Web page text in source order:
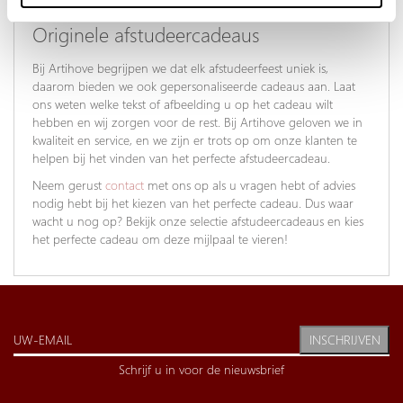
klassiek cadeau of iets meer eigentijds, wij hebben het in huis.
Originele afstudeercadeaus
Bij Artihove begrijpen we dat elk afstudeerfeest uniek is,
daarom bieden we ook gepersonaliseerde cadeaus aan. Laat
ons weten welke tekst of afbeelding u op het cadeau wilt
hebben en wij zorgen voor de rest. Bij Artihove geloven we in
kwaliteit en service, en we zijn er trots op om onze klanten te
helpen bij het vinden van het perfecte afstudeercadeau.
Neem gerust contact met ons op als u vragen hebt of advies
nodig hebt bij het kiezen van het perfecte cadeau. Dus waar
wacht u nog op? Bekijk onze selectie afstudeercadeaus en kies
het perfecte cadeau om deze mijlpaal te vieren!
INSCHRIJVEN
Schrijf u in voor de nieuwsbrief